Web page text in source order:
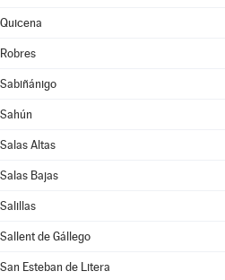
Quicena
Robres
Sabiñánigo
Sahún
Salas Altas
Salas Bajas
Salillas
Sallent de Gállego
San Esteban de Litera